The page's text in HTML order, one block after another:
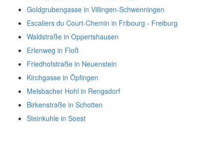
Goldgrubengasse in Villingen-Schwenningen
Escaliers du Court-Chemin in Fribourg - Freiburg
Waldstraße in Oppertshausen
Erlenweg in Floß
Friedhofstraße in Neuenstein
Kirchgasse in Öpfingen
Melsbacher Hohl in Rengsdorf
Birkenstraße in Schotten
Steinkuhle in Soest